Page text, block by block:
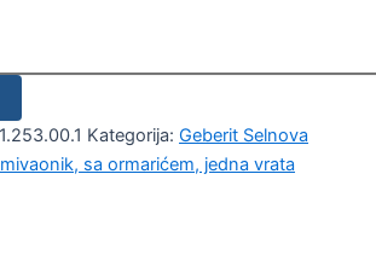
Kategorija: Geberit Selnova
sa ormarićem, jedna vrata